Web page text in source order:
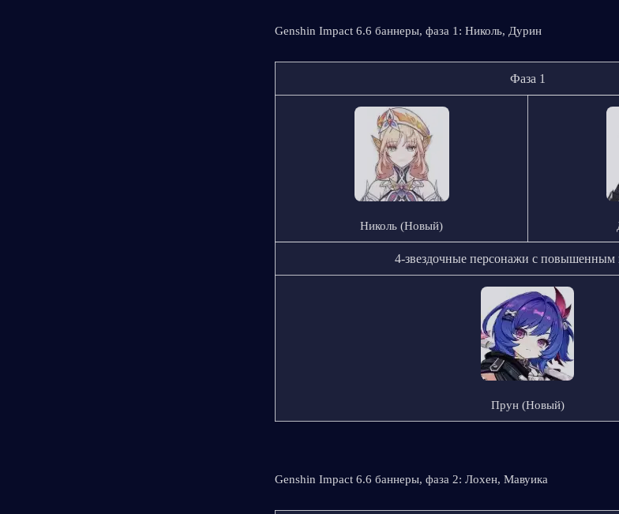
Genshin Impact 6.6 баннеры, фаза 1: Николь, Дурин
Фаза 1
Николь (Новый)
4-звездочные персонажи с
Прун (Новый)
Genshin Impact 6.6 баннеры, фаза 2: Лохен, Мавуика